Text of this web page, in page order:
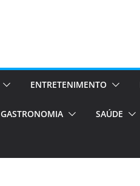
ENTRETENIMENTO
GASTRONOMIA SAÚDE